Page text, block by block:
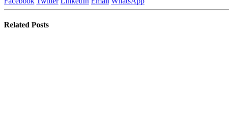
Related Posts